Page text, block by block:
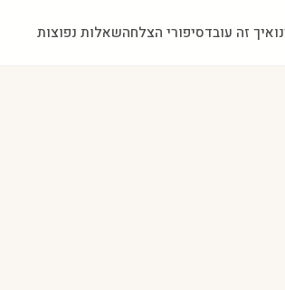
איך זה עובדסיפורי הצלחהשאלות נפוצות